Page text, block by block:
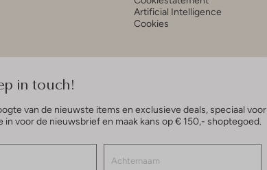
Artificial Intelligence
Cookies
in touch!
van de nieuwste items en exclusieve deals, speciaal voor
in voor de nieuwsbrief en maak kans op € 150,- shoptegoed.